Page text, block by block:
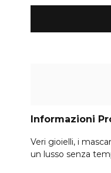
Informazioni
Veri gioielli, i
un lusso senza